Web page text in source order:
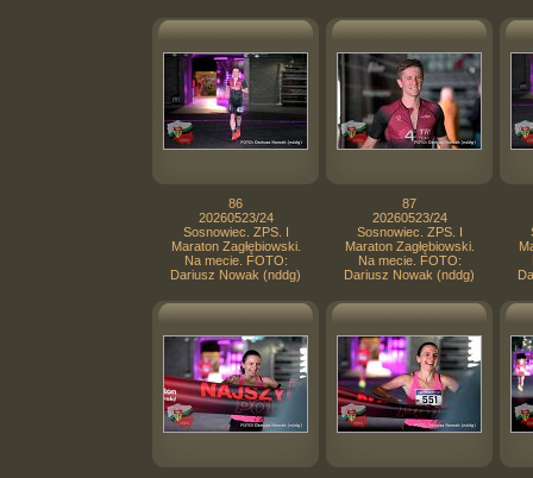
86
20260523/24
Sosnowiec. ZPS. I
Maraton Zagłębiowski.
Na mecie. FOTO:
Dariusz Nowak (nddg)
87
20260523/24
Sosnowiec. ZPS. I
Maraton Zagłębiowski.
Na mecie. FOTO:
Dariusz Nowak (nddg)